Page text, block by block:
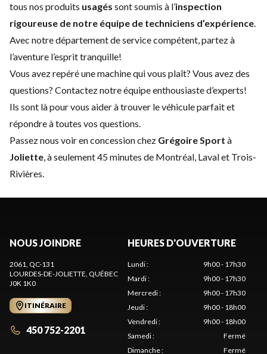
tous nos produits usagés sont soumis à l’inspection
rigoureuse de notre équipe de techniciens d’expérience.
Avec notredépartement de servicecompétent, partez à
l’aventure l’esprit tranquille!
Vous avez repéré une machine qui vous plaît? Vous avez des
questions? Contactez notre équipe enthousiaste d’experts!
Ils sont là pour vous aider à trouver le véhicule parfait et
répondre à toutes vos questions.
Passez nous voir en concession chez Grégoire Sport à
Joliette, à seulement 45 minutes de Montréal, Laval et Trois-
Rivières.
NOUS JOINDRE
2061, QC-131
LOURDES-DE-JOLIETTE, QUÉBEC
J0K 1K0
ITINÉRAIRE
450 752-2201
HEURES D'OUVERTURE
Lundi:
9h00 - 17h30
Mardi:
9h00 - 17h30
Mercredi:
9h00 - 17h30
Jeudi:
9h00 - 18h00
Vendredi:
9h00 - 18h00
Samedi:
Fermé
Dimanche: Fermé